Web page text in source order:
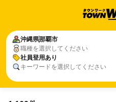
沖縄県那覇市
職種を選択してください
社員登用あり
キーワードを選択してください
沖縄県那覇市
社員登用あり